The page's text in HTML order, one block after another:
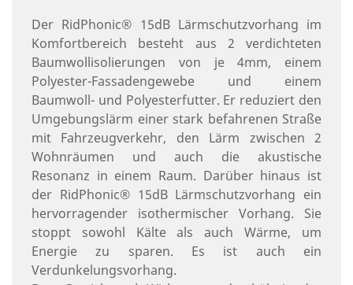
Der RidPhonic® 15dB Lärmschutzvorhang im
Komfortbereich besteht aus 2 verdichteten
Baumwollisolierungen von je 4mm, einem
Polyester-Fassadengewebe und einem
Baumwoll- und Polyesterfutter. Er reduziert den
Umgebungslärm einer stark befahrenen Straße
mit Fahrzeugverkehr, den Lärm zwischen 2
Wohnräumen und auch die akustische
Resonanz in einem Raum. Darüber hinaus ist
der RidPhonic® 15dB Lärmschutzvorhang ein
hervorragender isothermischer Vorhang. Sie
stoppt sowohl Kälte als auch Wärme, um
Energie zu sparen. Es ist auch ein
Verdunkelungsvorhang.